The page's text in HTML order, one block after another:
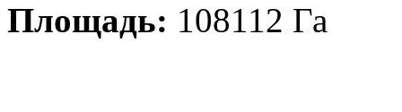
Площадь: 108112 Га